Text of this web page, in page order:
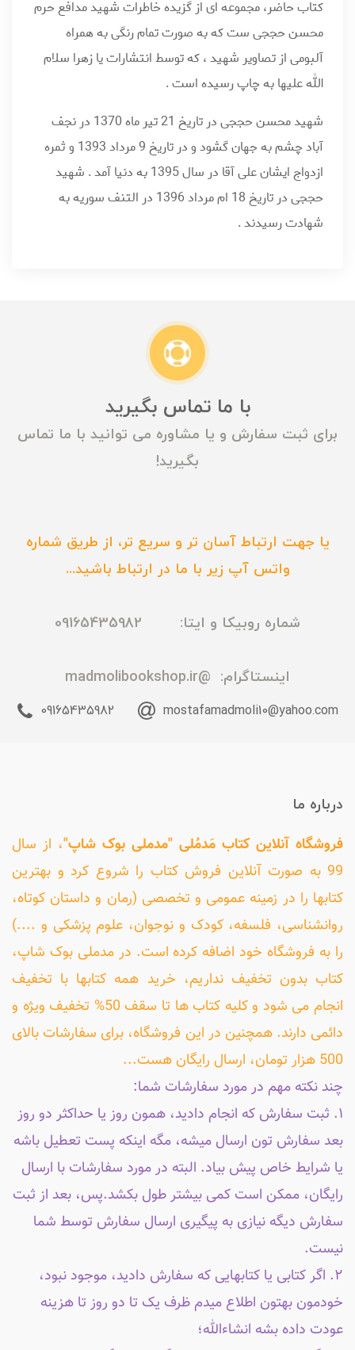
کتاب حاضر، مجموعه ای از گزیده خاطرات شهید مدافع حرم
محسن حججی ست که به صورت تمام رنگی به همراه
آلبومی از تصاویر شهید ، که توسط انتشارات یا زهرا سلام
الله علیها به چاپ رسیده است .
شهید محسن حججی در تاریخ 21 تیر ماه 1370 در نجف
آباد چشم به جهان گشود و در تاریخ 9 مرداد 1393 و ثمره
ازدواج ایشان علی آقا در سال 1395 به دنیا آمد . شهید
حججی در تاریخ 18 ام مرداد 1396 در التنف سوریه به
شهادت رسیدند .
با ما تماس بگیرید
برای ثبت سفارش و یا مشاوره می توانید با ما تماس
بگیرید!
یا جهت ارتباط آسان تر و سریع تر، از طریق شماره
واتس آپ زیر با ما در ارتباط باشید...
شماره روبیکا و ایتا: 09165435982
اینستاگرام: @madmolibookshop.ir
mostafamadmoli10@yahoo.com
09165435982
درباره ما
فروشگاه آنلاین کتاب مَدمُلی "مدملی بوک شاپ"، از سال
99 به صورت آنلاین فروش کتاب را شروع کرد و بهترین
کتابها را در زمینه عمومی و تخصصی (رمان و داستان کوتاه،
روانشناسی، فلسفه، کودک و نوجوان، علوم پزشکی و ....)
را به فروشگاه خود اضافه کرده است. در مدملی بوک شاپ،
کتاب بدون تخفیف نداریم، خرید همه کتابها با تخفیف
انجام می شود و کلیه کتاب ها تا سقف 50% تخفیف ویژه و
دائمی دارند. همچنین در این فروشگاه، برای سفارشات بالای
500 هزار تومان، ارسال رایگان هست...
چند نکته مهم در مورد سفارشات شما:
۱. ثبت سفارش که انجام دادید، همون روز یا حداکثر دو روز
بعد سفارش تون ارسال میشه، مگه اینکه پست تعطیل باشه
یا شرایط خاص پیش بیاد. البته در مورد سفارشات با ارسال
رایگان، ممکن است کمی بیشتر طول بکشد.پس، بعد از ثبت
سفارش دیگه نیازی به پیگیری ارسال سفارش توسط شما
نیست.
۲. اگر کتابی یا کتابهایی که سفارش دادید، موجود نبود،
خودمون بهتون اطلاع میدم ظرف یک تا دو روز تا هزینه
عودت داده بشه انشاءالله؛